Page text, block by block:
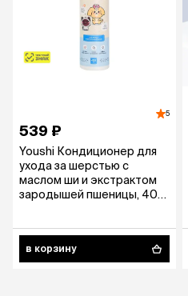
5
539 ₽
Youshi Кондиционер для
ухода за шерстью с
маслом ши и экстрактом
зародышей пшеницы, 400
в корзину